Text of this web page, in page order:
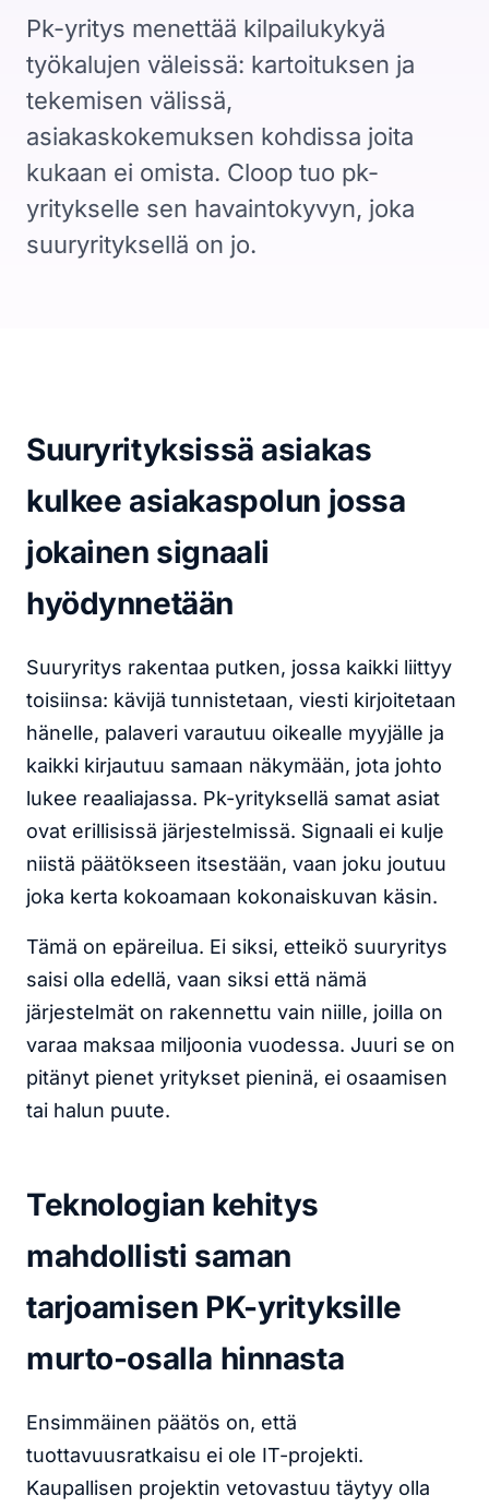
CRM
Yritykset, ihmiset ja kaupat yhdessä
Booking Agent
Chat-keskustelusta myyjän kalenteriin
Analytiikka
Mitä asiakashankinta maksaa
Tietosuoja
EU ja yksityisyys keskiössä
Hinnoittelu
Legal
Pk-yritys menettää kilpailukykyä
työkalujen väleissä: kartoituksen ja
tekemisen välissä,
asiakaskokemuksen kohdissa joita
kukaan ei omista. Cloop tuo pk-
yritykselle sen havaintokyvyn, joka
suuryrityksellä on jo.
Suuryrityksissä asiakas
kulkee asiakaspolun jossa
jokainen signaali
hyödynnetään
Suuryritys rakentaa putken, jossa kaikki liittyy
toisiinsa: kävijä tunnistetaan, viesti kirjoitetaan
hänelle, palaveri varautuu oikealle myyjälle ja
kaikki kirjautuu samaan näkymään, jota johto
lukee reaaliajassa. Pk-yrityksellä samat asiat
ovat erillisissä järjestelmissä. Signaali ei kulje
niistä päätökseen itsestään, vaan joku joutuu
joka kerta kokoamaan kokonaiskuvan käsin.
Tämä on epäreilua. Ei siksi, etteikö suuryritys
saisi olla edellä, vaan siksi että nämä
järjestelmät on rakennettu vain niille, joilla on
varaa maksaa miljoonia vuodessa. Juuri se on
pitänyt pienet yritykset pieninä, ei osaamisen
tai halun puute.
Teknologian kehitys
mahdollisti saman
tarjoamisen PK-yrityksille
murto-osalla hinnasta
Ensimmäinen päätös on, että
tuottavuusratkaisu ei ole IT-projekti.
Kaupallisen projektin vetovastuu täytyy olla